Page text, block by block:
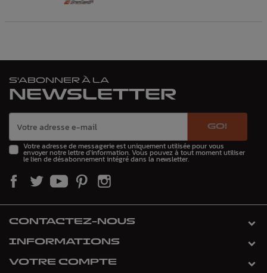
S'ABONNER À LA
NEWSLETTER
GO!
Votre adresse de messagerie est uniquement utilisée pour vous
envoyer notre lettre d'information. Vous pouvez à tout moment utiliser
le lien de désabonnement intégré dans la newsletter.
CONTACTEZ-NOUS
INFORMATIONS
VOTRE COMPTE